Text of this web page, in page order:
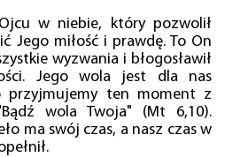
w niebie, który pozwolił
Jego miłość i prawdę. To On
wyzwania i błogosławił
Jego wola jest dla nas
przyjmujemy ten moment z
wola Twoja" (Mt 6,10).
ma swój czas, a nasz czas w